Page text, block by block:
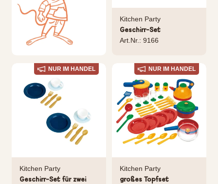
Kitchen Party
Geschirr-Set
Art.Nr.: 9166
NUR IM HANDEL
Kitchen Party
Geschirr-Set für zwei
NUR IM HANDEL
Kitchen Party
großes Topfset